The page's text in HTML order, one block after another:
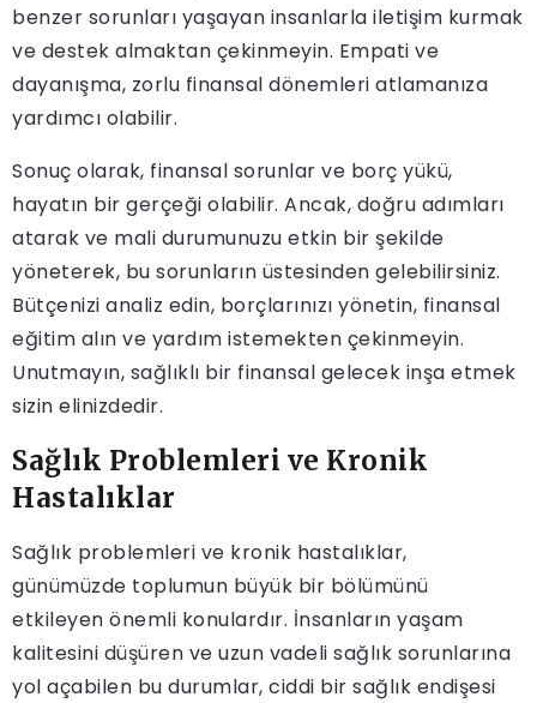
benzer sorunları yaşayan insanlarla iletişim kurmak
ve destek almaktan çekinmeyin. Empati ve
dayanışma, zorlu finansal dönemleri atlamanıza
yardımcı olabilir.
Sonuç olarak, finansal sorunlar ve borç yükü,
hayatın bir gerçeği olabilir. Ancak, doğru adımları
atarak ve mali durumunuzu etkin bir şekilde
yöneterek, bu sorunların üstesinden gelebilirsiniz.
Bütçenizi analiz edin, borçlarınızı yönetin, finansal
eğitim alın ve yardım istemekten çekinmeyin.
Unutmayın, sağlıklı bir finansal gelecek inşa etmek
sizin elinizdedir.
Sağlık Problemleri ve Kronik
Hastalıklar
Sağlık problemleri ve kronik hastalıklar,
günümüzde toplumun büyük bir bölümünü
etkileyen önemli konulardır. İnsanların yaşam
kalitesini düşüren ve uzun vadeli sağlık sorunlarına
yol açabilen bu durumlar, ciddi bir sağlık endişesi